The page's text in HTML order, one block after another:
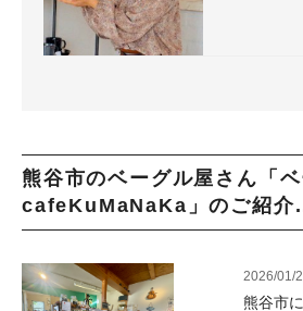
熊谷市のベーグル屋さん「
cafeKuMaNaKa」のご紹介
2026/01/
熊谷市